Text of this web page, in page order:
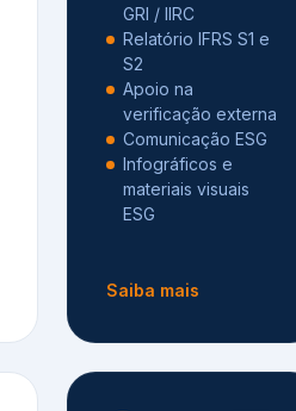
GRI / IIRC
Relatório IFRS S1 e
S2
Apoio na
verificação externa
Comunicação ESG
Infográficos e
materiais visuais
ESG
Saiba mais